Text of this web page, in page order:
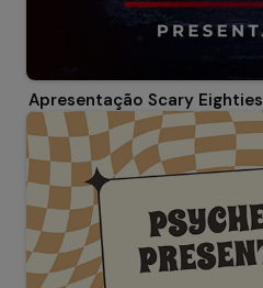
Apresentação Scary Eighties